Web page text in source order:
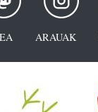
ARAUAK